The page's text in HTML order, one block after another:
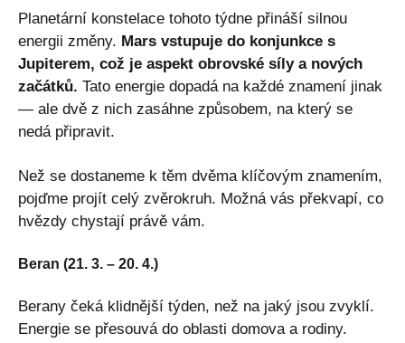
Planetární konstelace tohoto týdne přináší silnou
energii změny. Mars vstupuje do konjunkce s
Jupiterem, což je aspekt obrovské síly a nových
začátků. Tato energie dopadá na každé znamení jinak
— ale dvě z nich zasáhne způsobem, na který se
nedá připravit.
Než se dostaneme k těm dvěma klíčovým znamením,
pojďme projít celý zvěrokruh. Možná vás překvapí, co
hvězdy chystají právě vám.
Beran (21. 3. – 20. 4.)
Berany čeká klidnější týden, než na jaký jsou zvyklí.
Energie se přesouvá do oblasti domova a rodiny.